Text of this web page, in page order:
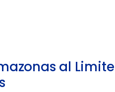
al Limite